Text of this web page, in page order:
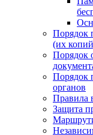
Порядок
(их
Порядок
Порядок
органов
Правила
Защита